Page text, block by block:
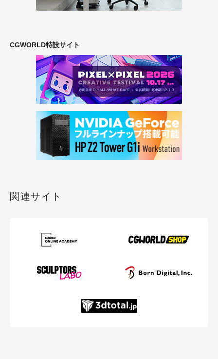
CGWORLD特設サイト
関連サイト